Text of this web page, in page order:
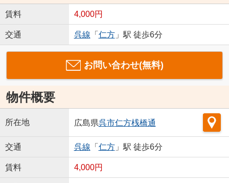
賃料 4,000円
交通 呉線 「 仁方」駅 徒歩6分
お問い合わせ(無料)
物件概要
所在地 広島県呉市仁方桟橋通
交通 呉線 「 仁方」駅 徒歩6分
賃料 4,000円